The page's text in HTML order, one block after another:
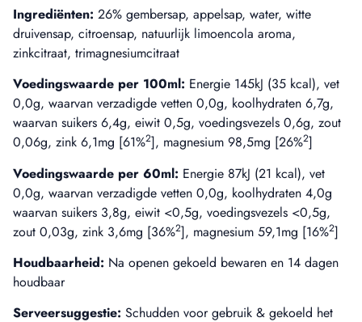
Ingrediënten: 26% gembersap, appelsap, water, witte
druivensap, citroensap, natuurlijk limoencola aroma,
zinkcitraat, trimagnesiumcitraat
Voedingswaarde per 100ml: Energie 145kJ (35 kcal), vet
0,0g, waarvan verzadigde vetten 0,0g, koolhydraten 6,7g,
waarvan suikers 6,4g, eiwit 0,5g, voedingsvezels 0,6g, zout
0,06g, zink 6,1mg [61%2], magnesium 98,5mg [26%2]
Voedingswaarde per 60ml: Energie 87kJ (21 kcal), vet
0,0g, waarvan verzadigde vetten 0,0g, koolhydraten 4,0g
waarvan suikers 3,8g, eiwit <0,5g, voedingsvezels <0,5g,
zout 0,03g, zink 3,6mg [36%2], magnesium 59,1mg [16%2]
Houdbaarheid: Na openen gekoeld bewaren en 14 dagen
houdbaar
Serveersuggestie: Schudden voor gebruik & gekoeld het